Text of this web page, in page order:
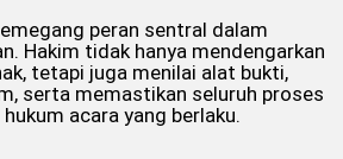
peran sentral dalam
Hakim tidak hanya mendengarkan
tetapi juga menilai alat bukti,
serta memastikan seluruh proses
acara yang berlaku.